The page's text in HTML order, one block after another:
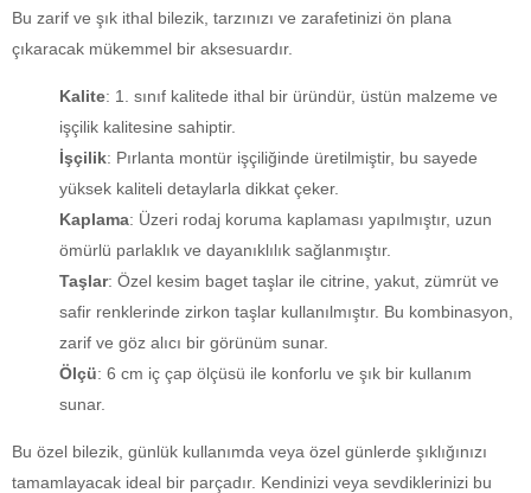
Bu zarif ve şık ithal bilezik, tarzınızı ve zarafetinizi ön plana
çıkaracak mükemmel bir aksesuardır.
Kalite: 1. sınıf kalitede ithal bir üründür, üstün malzeme ve
işçilik kalitesine sahiptir.
İşçilik: Pırlanta montür işçiliğinde üretilmiştir, bu sayede
yüksek kaliteli detaylarla dikkat çeker.
Kaplama: Üzeri rodaj koruma kaplaması yapılmıştır, uzun
ömürlü parlaklık ve dayanıklılık sağlanmıştır.
Taşlar: Özel kesim baget taşlar ile citrine, yakut, zümrüt ve
safir renklerinde zirkon taşlar kullanılmıştır. Bu kombinasyon,
zarif ve göz alıcı bir görünüm sunar.
Ölçü: 6 cm iç çap ölçüsü ile konforlu ve şık bir kullanım
sunar.
Bu özel bilezik, günlük kullanımda veya özel günlerde şıklığınızı
tamamlayacak ideal bir parçadır. Kendinizi veya sevdiklerinizi bu